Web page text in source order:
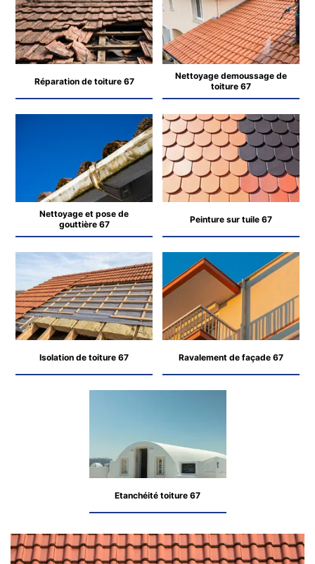
Réparation de toiture 67
Nettoyage demoussage de
toiture 67
Nettoyage et pose de
gouttière 67
Peinture sur tuile 67
Isolation de toiture 67 Ravalement de façade 67
Etanchéité toiture 67